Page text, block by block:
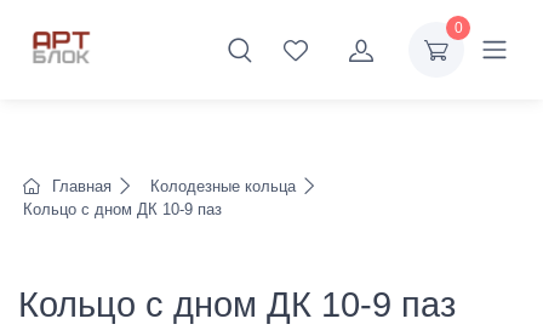
0
Главная
Колодезные кольца
Кольцо с дном ДК 10-9 паз
Кольцо с дном ДК 10-9 паз